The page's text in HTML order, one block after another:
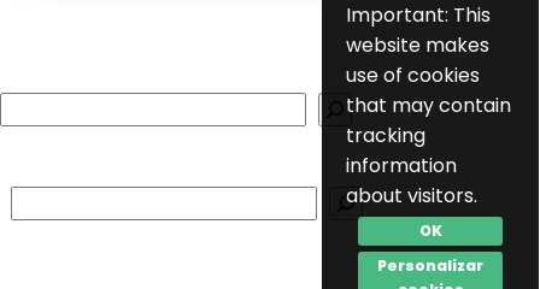
Important: This
website makes
use of cookies
that may contain
tracking
information
about visitors.
OK
Personalizar